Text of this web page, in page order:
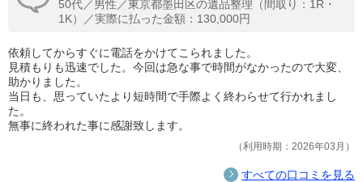
50代／男性／東京都墨田区の遺品整理（間取り：1R・
1K）／実際に払った金額：130,000円
依頼してからすぐに電話をかけてこられました。
見積もりも迅速でした。今回は急な事で時間がなかったので大変、
助かりました。
当日も、思っていたより短時間で手際よく終わらせて行かれまし
た。
無事に終われた事に感謝致します。
利用時期：2026年03月
すべての口コミを見る